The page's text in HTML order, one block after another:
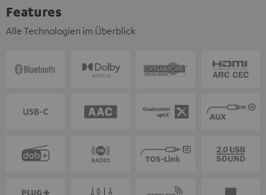
Features
Alle Technologien im Überblick